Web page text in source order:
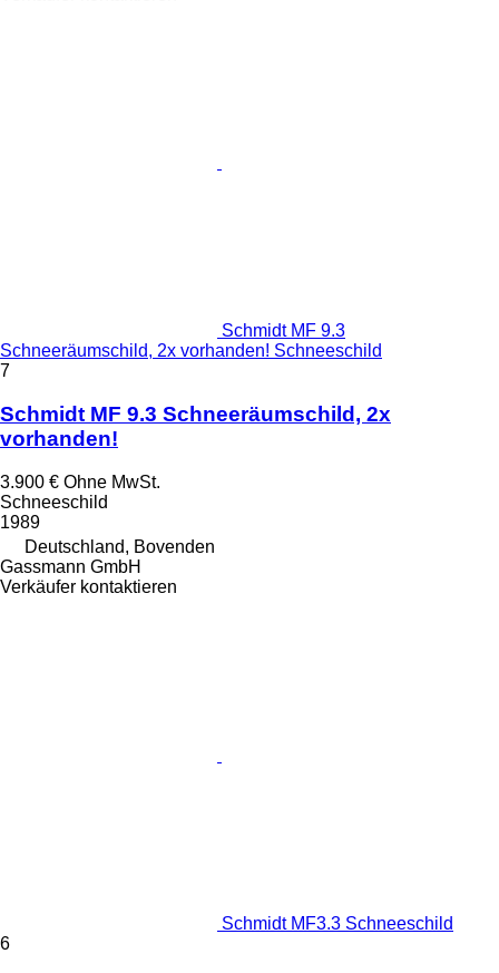
Schmidt MF 9.3
Schneeräumschild, 2x vorhanden! Schneeschild
7
Schmidt MF 9.3 Schneeräumschild, 2x
vorhanden!
3.900 € Ohne MwSt.
Schneeschild
1989
Deutschland, Bovenden
Gassmann GmbH
Verkäufer kontaktieren
Schmidt MF3.3 Schneeschild
6